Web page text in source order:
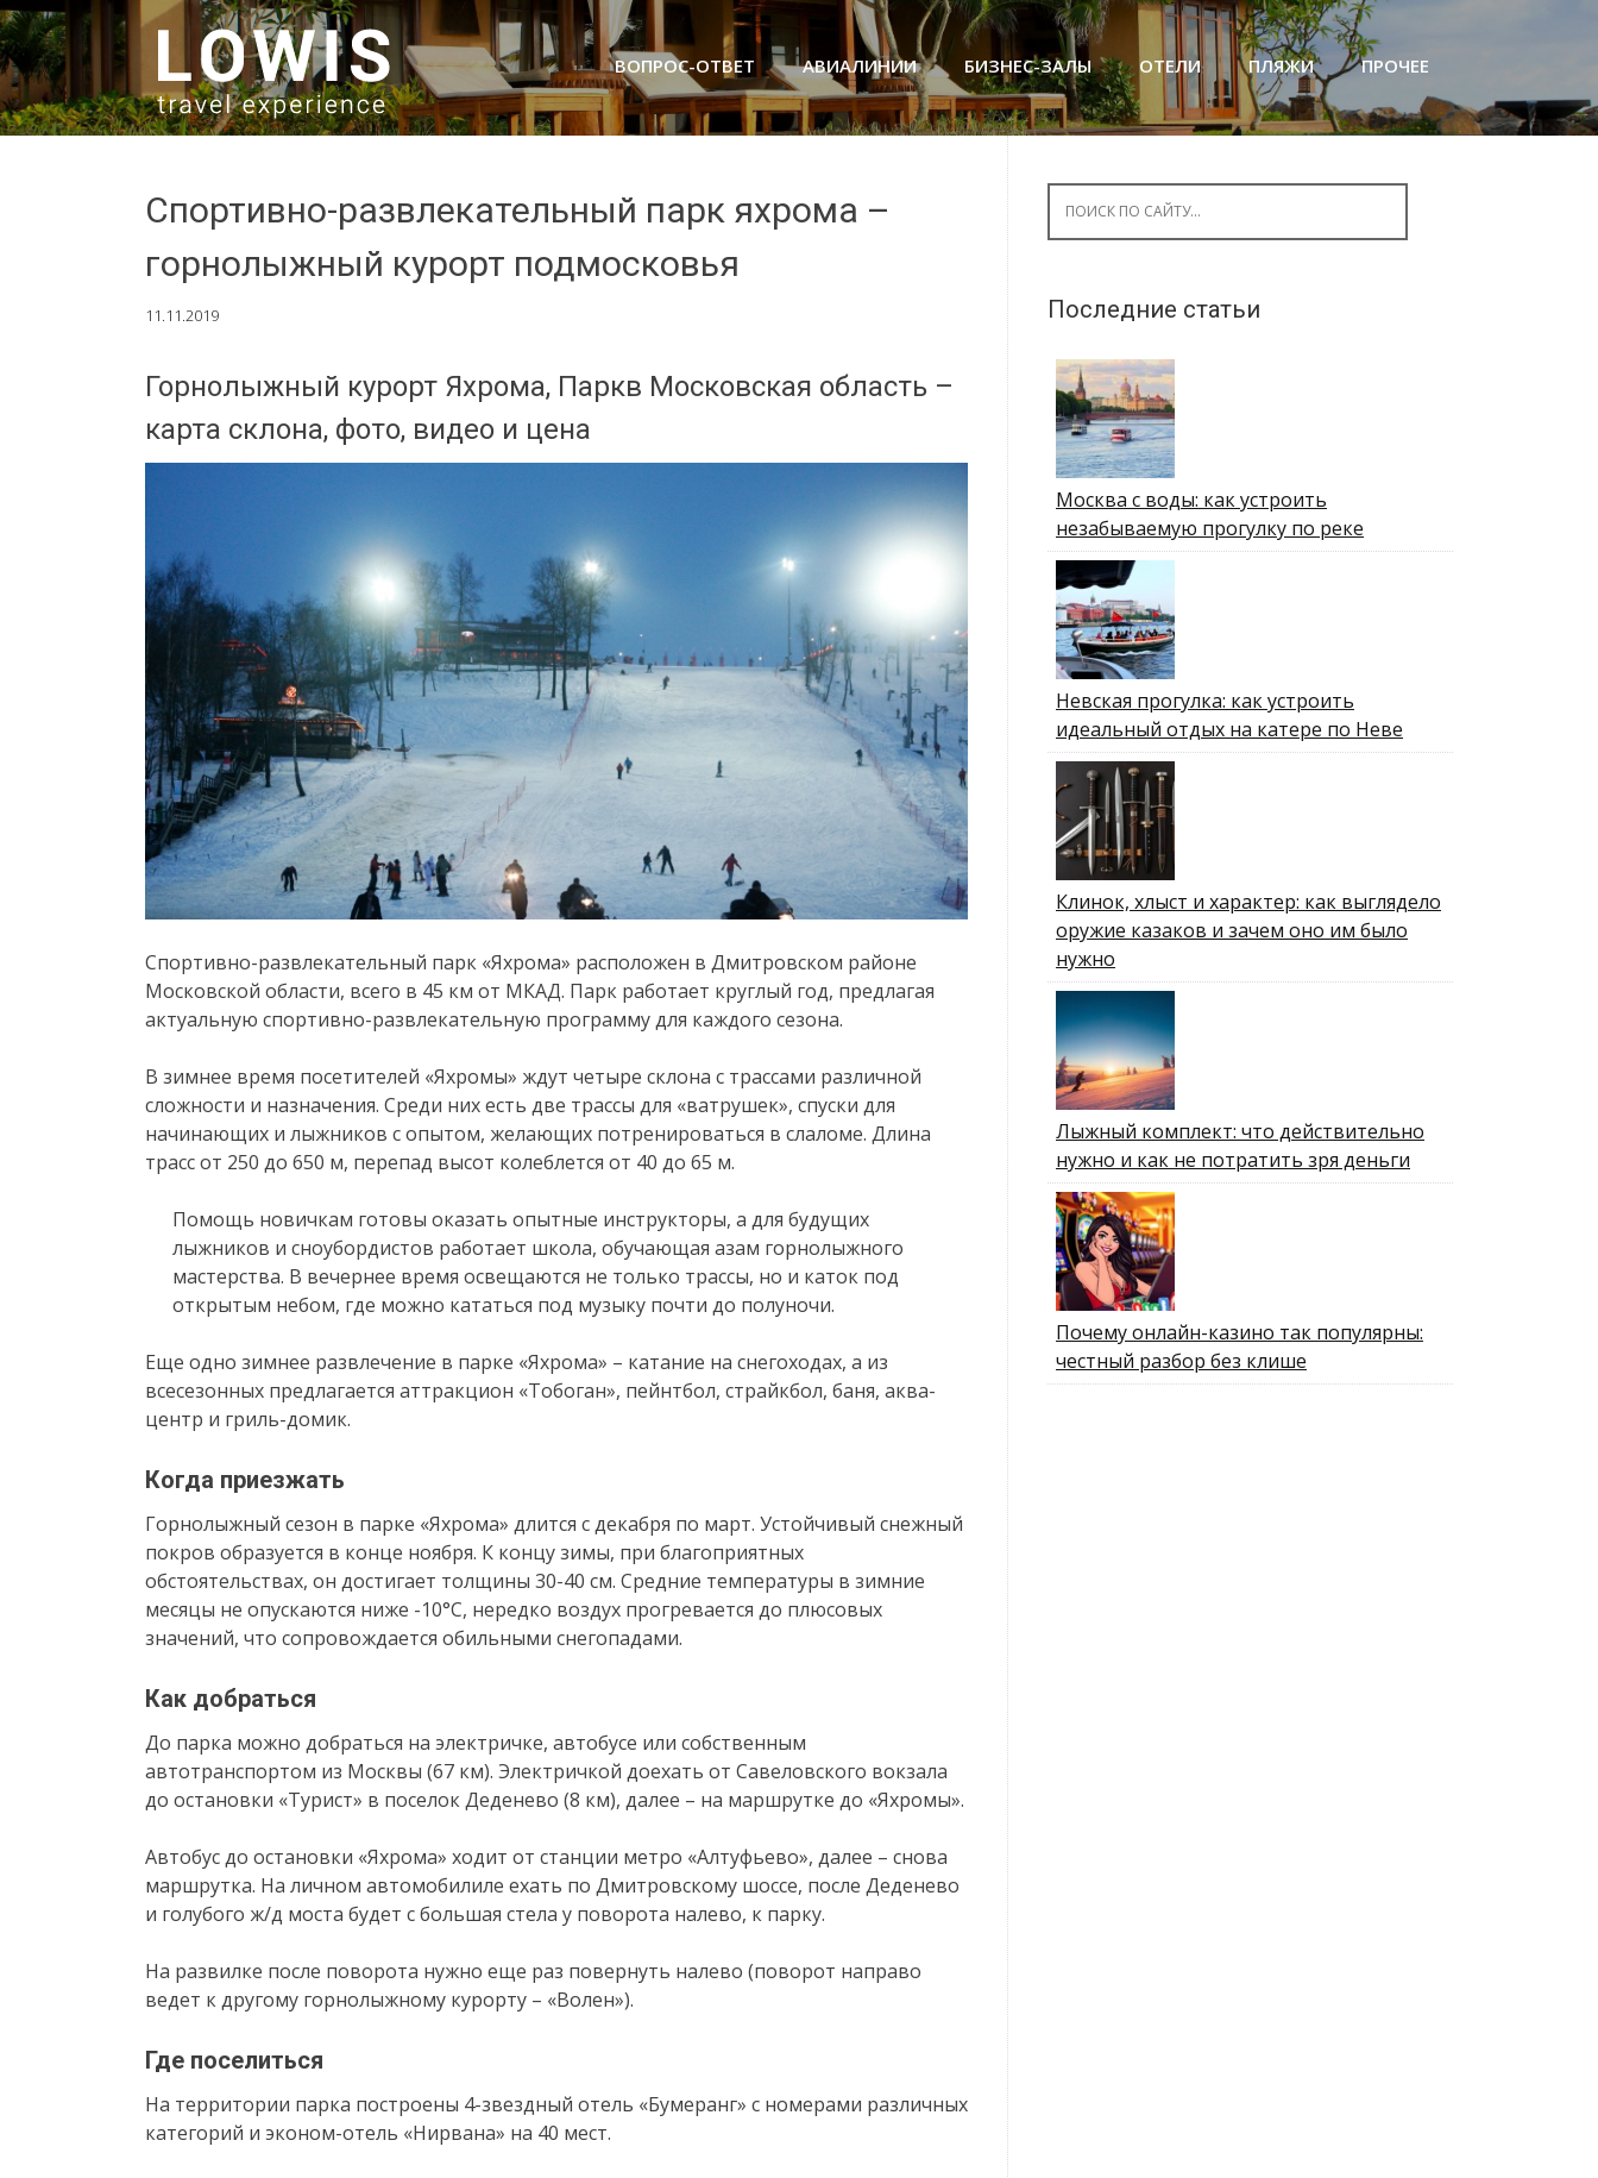
SKIP TO CONTENT ПРОЧЕЕ
ПЛЯЖИ
ОТЕЛИ
БИЗНЕС-ЗАЛЫ
АВИАЛИНИИ
ВОПРОС-ОТВЕТ
Спортивно-развлекательный парк яхрома –
горнолыжный курорт подмосковья
11.11.2019
Горнолыжный курорт Яхрома, Паркв Московская область –
карта склона, фото, видео и цена
Спортивно-развлекательный парк «Яхрома» расположен в Дмитровском районе
Московской области, всего в 45 км от МКАД. Парк работает круглый год, предлагая
актуальную спортивно-развлекательную программу для каждого сезона.
В зимнее время посетителей «Яхромы» ждут четыре склона с трассами различной
сложности и назначения. Среди них есть две трассы для «ватрушек», спуски для
начинающих и лыжников с опытом, желающих потренироваться в слаломе. Длина
трасс от 250 до 650 м, перепад высот колеблется от 40 до 65 м.
Помощь новичкам готовы оказать опытные инструкторы, а для будущих
лыжников и сноубордистов работает школа, обучающая азам горнолыжного
мастерства. В вечернее время освещаются не только трассы, но и каток под
открытым небом, где можно кататься под музыку почти до полуночи.
Еще одно зимнее развлечение в парке «Яхрома» – катание на снегоходах, а из
всесезонных предлагается аттракцион «Тобоган», пейнтбол, страйкбол, баня, аква-
центр и гриль-домик.
Когда приезжать
Горнолыжный сезон в парке «Яхрома» длится с декабря по март. Устойчивый снежный
покров образуется в конце ноября. К концу зимы, при благоприятных
обстоятельствах, он достигает толщины 30-40 см. Средние температуры в зимние
месяцы не опускаются ниже -10°C, нередко воздух прогревается до плюсовых
значений, что сопровождается обильными снегопадами.
Как добраться
До парка можно добраться на электричке, автобусе или собственным
автотранспортом из Москвы (67 км). Электричкой доехать от Савеловского вокзала
до остановки «Турист» в поселок Деденево (8 км), далее – на маршрутке до «Яхромы».
Автобус до остановки «Яхрома» ходит от станции метро «Алтуфьево», далее – снова
маршрутка. На личном автомобилиле ехать по Дмитровскому шоссе, после Деденево
и голубого ж/д моста будет с большая стела у поворота налево, к парку.
На развилке после поворота нужно еще раз повернуть налево (поворот направо
ведет к другому горнолыжному курорту – «Волен»).
Где поселиться
На территории парка построены 4-звездный отель «Бумеранг» с номерами различных
категорий и эконом-отель «Нирвана» на 40 мест.
Последние статьи
Москва с воды: как устроить
незабываемую прогулку по реке
Невская прогулка: как устроить
идеальный отдых на катере по Неве
Клинок, хлыст и характер: как выглядело
оружие казаков и зачем оно им было
нужно
Лыжный комплект: что действительно
нужно и как не потратить зря деньги
Почему онлайн-казино так популярны:
честный разбор без клише